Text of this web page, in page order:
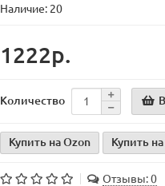
Наличие: 20
1222р.
Количество
Купить на Ozon Купить
Отзывы: 0